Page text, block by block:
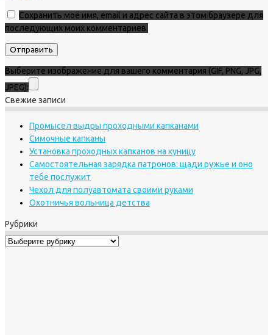
Сохранить моё имя, email и адрес сайта в этом браузере для
последующих моих комментариев.
Выберите изображение для вашего комментария (GIF, PNG, JPG,
JPEG):
Свежие записи
Промысел выдры проходными капканами
Симочные капканы
Установка проходных капканов на куницу
Самостоятельная зарядка патронов: щади ружье и оно
тебе послужит
Чехол для полуавтомата своими руками
Охотничья вольница детства
Рубрики
Рубрики